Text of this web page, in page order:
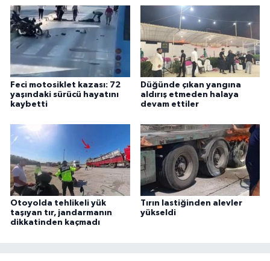
Feci motosiklet kazası: 72
yaşındaki sürücü hayatını
kaybetti
Düğünde çıkan yangına
aldırış etmeden halaya
devam ettiler
Otoyolda tehlikeli yük
taşıyan tır, jandarmanın
dikkatinden kaçmadı
Tırın lastiğinden alevler
yükseldi